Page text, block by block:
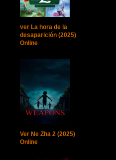
ver La hora de la
desaparición (2025)
Online
Ver Ne Zha 2 (2025)
Online